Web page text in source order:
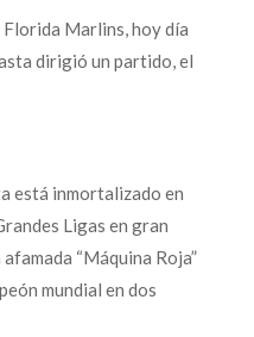
Marlins, hoy día
dirigió un partido, el
está inmortalizado en
Ligas en gran
“Máquina Roja”
mundial en dos